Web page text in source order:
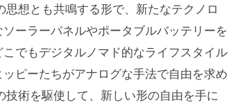
想とも共鳴する形で、新たなテクノロ
ーラーパネルやポータブルバッテリーを
でもデジタルノマド的なライフスタイル
ピーたちがアナログな手法で自由を求め
術を駆使して、新しい形の自由を手に